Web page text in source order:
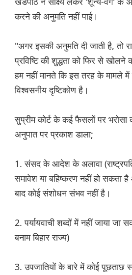
करने की अनुमति नहीं पाई।
"अगर इसकी अनुमति दी जाती है, तो
प्रविष्टि की शुद्धता को फिर से खोलने
हम नहीं मानते कि इस तरह के मामले
विश्वसनीय दृष्टिकोण है।
सुप्रीम कोर्ट के कई फैसलों पर
अनुपात पर प्रकाश डाला;
1. संसद के आदेश के अलावा
समावेश या बहिष्करण नहीं हो सकता
बाद कोई संशोधन संभव नहीं है।
2. पर्यायवाची शब्दों में नहीं जाया जा
बनाम बिहार राज्य)
3. उपजातियों के बारे में कोई पूछताछ